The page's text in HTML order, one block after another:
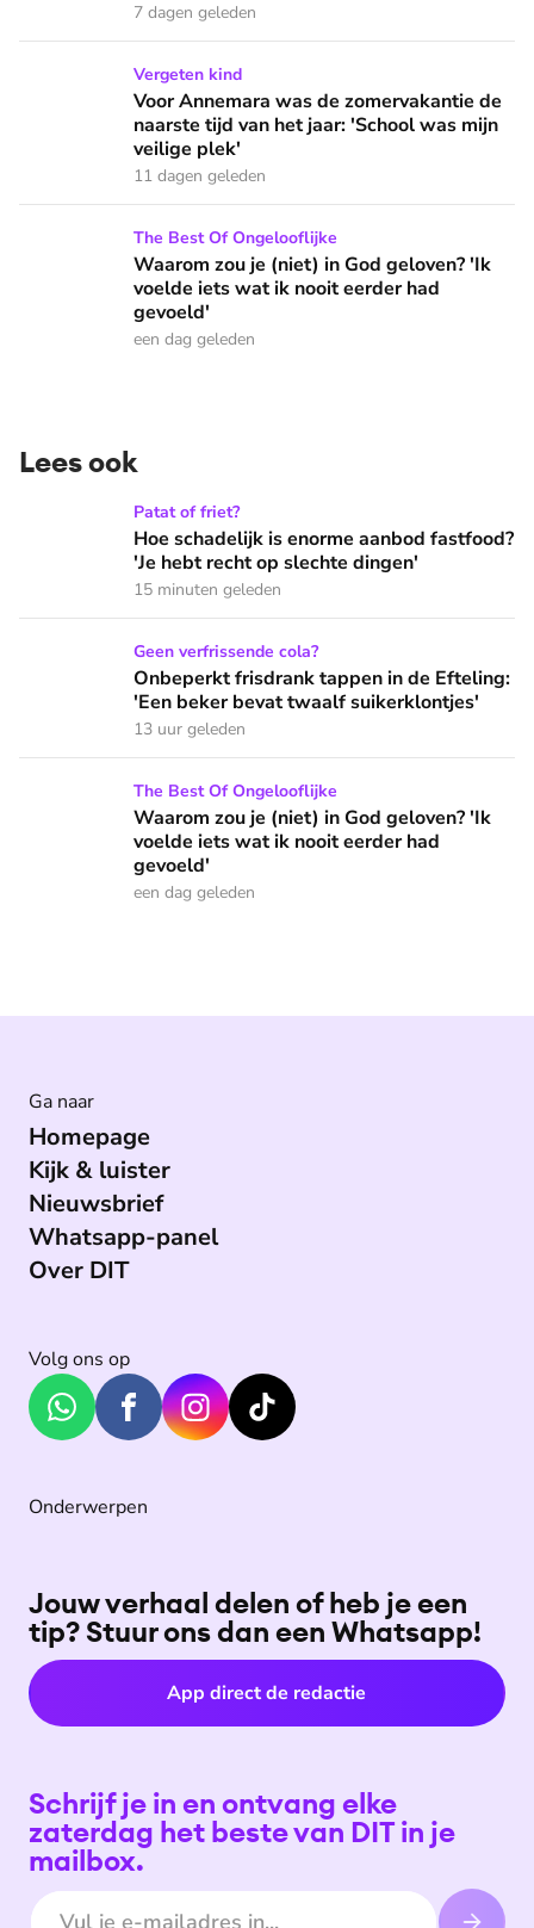
7 dagen geleden
Voor Annemara was de zomervakantie de naarste tijd van
Vergeten kind
Voor Annemara was de zomervakantie de
naarste tijd van het jaar: 'School was mijn
veilige plek'
11 dagen geleden
Waarom zou je (niet) in God geloven? 'Ik voelde iets wat
The Best Of Ongelooflijke
Waarom zou je (niet) in God geloven? 'Ik
voelde iets wat ik nooit eerder had
gevoeld'
een dag geleden
Lees ook
Hoe schadelijk is enorme aanbod fastfood? 'Je hebt recht
Patat of friet?
Hoe schadelijk is enorme aanbod fastfood?
'Je hebt recht op slechte dingen'
15 minuten geleden
Onbeperkt frisdrank tappen in de Efteling: 'Een beker
Geen verfrissende cola?
Onbeperkt frisdrank tappen in de Efteling:
'Een beker bevat twaalf suikerklontjes'
13 uur geleden
Waarom zou je (niet) in God geloven? 'Ik voelde iets wat
The Best Of Ongelooflijke
Waarom zou je (niet) in God geloven? 'Ik
voelde iets wat ik nooit eerder had
gevoeld'
een dag geleden
Ga naar
Homepage
Kijk & luister
Nieuwsbrief
Whatsapp-panel
Over DIT
Volg ons op
Onderwerpen
Jouw verhaal delen of heb je een
tip? Stuur ons dan een Whatsapp!
App direct de redactie
Schrijf je in en ontvang elke
zaterdag het beste van DIT in je
mailbox.
E-mailadres